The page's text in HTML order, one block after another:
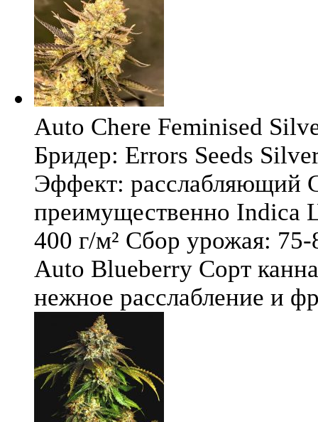
Auto Chere Feminised
Бридер: Errors Seeds
Эффект: расслабляющий
преимущественно Indica
400 г/м² Сбор урожая:
Auto Blueberry Сорт
нежное расслабление и